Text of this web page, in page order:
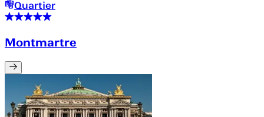
Quartier
Montmartre